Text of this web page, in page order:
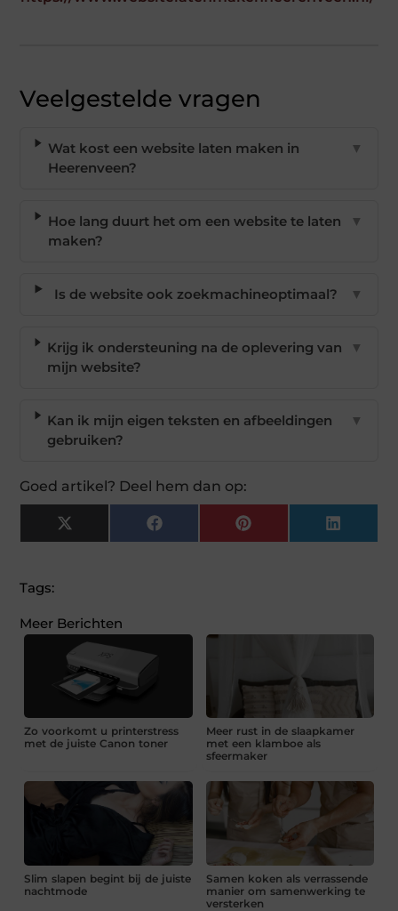
Veelgestelde vragen
Wat kost een website laten maken in
Heerenveen?
▼
Hoe lang duurt het om een website te laten
maken?
▼
Is de website ook zoekmachineoptimaal? ▼
Krijg ik ondersteuning na de oplevering van
mijn website?
▼
Kan ik mijn eigen teksten en afbeeldingen
gebruiken?
▼
Goed artikel? Deel hem dan op:
X
(Twitter)
Facebook Pinterest
Tags:
Meer Berichten
Zo voorkomt u printerstress
met de juiste Canon toner
Meer rust in de slaapkamer
met een klamboe als
sfeermaker
Slim slapen begint bij de juiste
nachtmode
Samen koken als verrassende
manier om samenwerking te
versterken